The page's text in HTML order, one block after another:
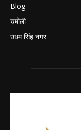
Blog
चमोली
उधम सिंह नगर